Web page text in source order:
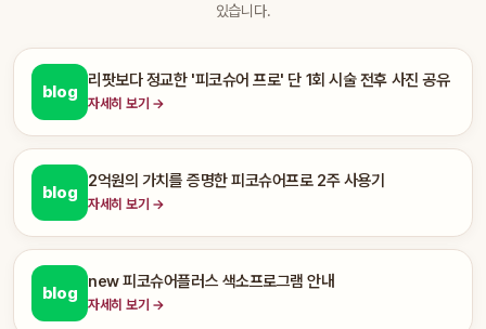
있습니다.
blog
리팟보다 정교한 '피코슈어 프로' 단 1회 시술 전후 사진 공유
자세히 보기 →
blog
2억원의 가치를 증명한 피코슈어프로 2주 사용기
자세히 보기 →
blog
new 피코슈어플러스 색소프로그램 안내
자세히 보기 →